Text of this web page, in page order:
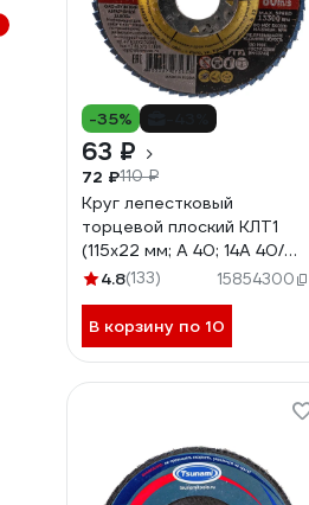
-35%
63 ₽
72 ₽110 ₽
Круг лепестковый
торцевой плоский КЛТ1
(115х22 мм; А 40; 14А 40/
Р40) Луга 4603347275658
4.8(133) 15854300
В корзину по 10